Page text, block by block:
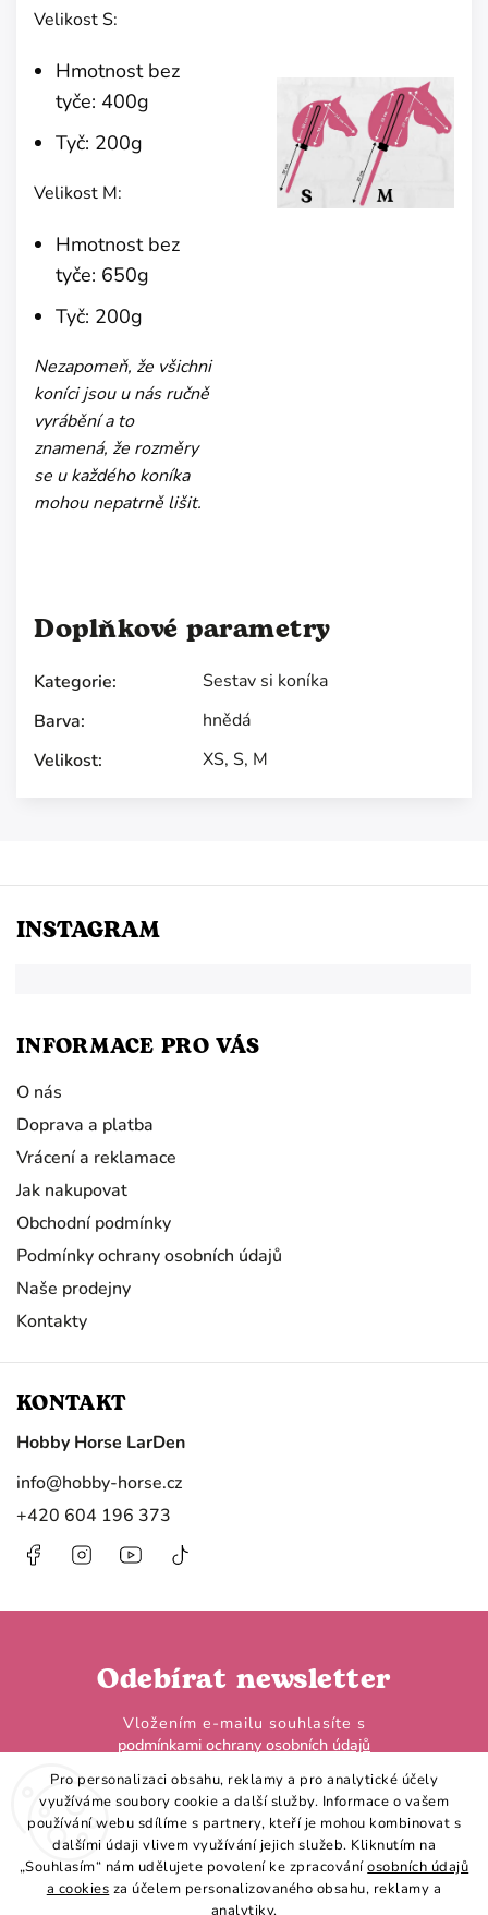
Pro personalizaci obsahu, reklamy a pro analytické účely
využíváme soubory cookie a další služby. Informace o vašem
používání webu sdílíme s partnery, kteří je mohou kombinovat s
dalšími údaji vlivem využívání jejich služeb. Kliknutím na
„Souhlasím“ nám udělujete povolení ke zpracováníosobních údajů
a cookies za účelem personalizovaného obsahu, reklamy a
analytiky.
Velikost S:
Hmotnost bez
tyče: 400g
Tyč: 200g
Velikost M:
Hmotnost bez
tyče: 650g
Tyč: 200g
Nezapomeň, že všichni
koníci jsou u nás ručně
vyrábění a to
znamená, že rozměry
se u každého koníka
mohou nepatrně lišit.
Doplňkové parametry
Kategorie:
Sestav si koníka
Barva:
hnědá
Velikost: XS, S, M
INSTAGRAM
Odebírat newsletter
Vložením e-mailu souhlasíte s
podmínkami ochrany osobních údajů
Přihlásit se
INFORMACE PRO VÁS
O nás
Doprava a platba
Vrácení a reklamace
Jak nakupovat
Obchodní podmínky
Podmínky ochrany osobních údajů
Naše prodejny
Kontakty
KONTAKT
Hobby Horse LarDen
info@hobby-horse.cz
+420 604 196 373
FacebookInstagramhttps://www.youtube.com/